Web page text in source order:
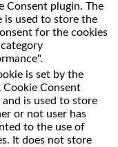
Consent plugin. The
is used to store the
for the cookies
is set by the
Cookie Consent
and is used to store
or not user has
to the use of
It does not store